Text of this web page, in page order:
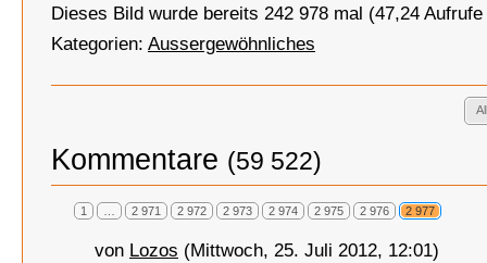
Dieses Bild wurde bereits 242 978 mal (47,24
Kategorien: Aussergewöhnliches
Kommentare (59 522)
1 … 2 971 2 972 2 973 2 974 2 975 2 976 2 977
von Lozos (Mittwoch, 25. Juli 2012, 12:01)